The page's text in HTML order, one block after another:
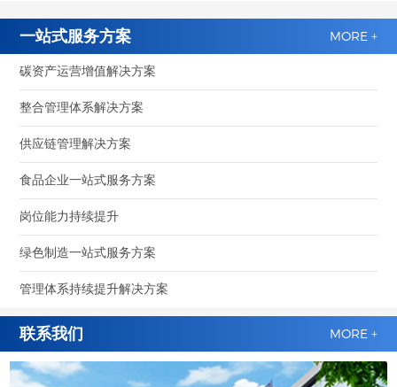
一站式服务方案 MORE +
碳资产运营增值解决方案
整合管理体系解决方案
供应链管理解决方案
食品企业一站式服务方案
岗位能力持续提升
绿色制造一站式服务方案
管理体系持续提升解决方案
联系我们 MORE +